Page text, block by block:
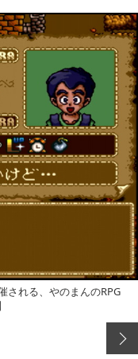
される、やのまんのRPG